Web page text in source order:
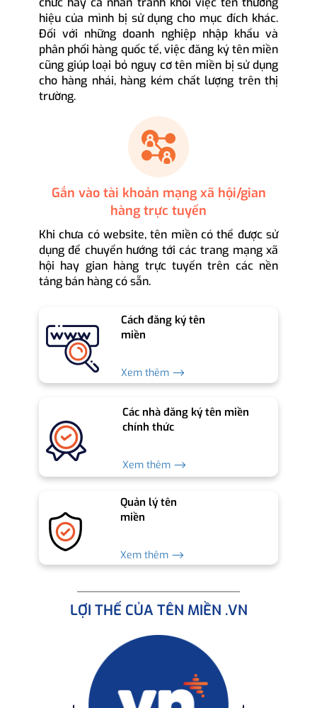
hiệu của mình bị sử dụng cho mục đích khác.
Đối với những doanh nghiệp nhập khẩu và
phân phối hàng quốc tế, việc đăng ký tên miền
cũng giúp loại bỏ nguy cơ tên miền bị sử dụng
cho hàng nhái, hàng kém chất lượng trên thị
trường.
Gắn vào tài khoản mạng xã hội/gian
hàng trực tuyến
Khi chưa có website, tên miền có thể được sử
dụng để chuyển hướng tới các trang mạng xã
hội hay gian hàng trực tuyến trên các nền
tảng bán hàng có sẵn.
Cách đăng ký tên
miền
Xem thêm ⟶
Các nhà đăng ký tên miền
chính thức
Xem thêm ⟶
Quản lý tên
miền
Xem thêm ⟶
LỢI THẾ CỦA TÊN MIỀN .VN